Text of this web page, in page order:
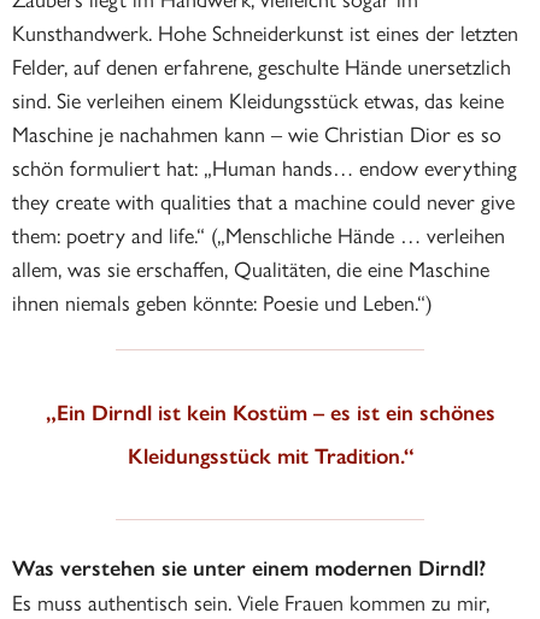
Kunsthandwerk. Hohe Schneiderkunst ist eines der letzten
Felder, auf denen erfahrene, geschulte Hände unersetzlich
sind. Sie verleihen einem Kleidungsstück etwas, das keine
Maschine je nachahmen kann – wie Christian Dior es so
schön formuliert hat: „Human hands… endow everything
they create with qualities that a machine could never give
them: poetry and life.“ („Menschliche Hände … verleihen
allem, was sie erschaffen, Qualitäten, die eine Maschine
ihnen niemals geben könnte: Poesie und Leben.“)
„Ein Dirndl ist kein Kostüm – es ist ein schönes
Kleidungsstück mit Tradition.“
Was verstehen sie unter einem modernen Dirndl?
Es muss authentisch sein. Viele Frauen kommen zu mir,